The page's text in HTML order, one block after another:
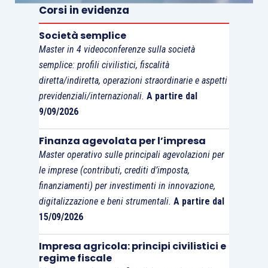
comunicazione offline e
online) e per la
valutazione tecnico-
economica del
disegno/modello
Consulenza legale per la
tutela da azioni di
contraffazione (azioni
legali relative a casi
concreti)
2.500 €
Gli incentivi sono concessi ai sensi del
Regolamento (UE) n. 1407 del 18 dicembre 2013
relativo all’applicazione degli articoli 107 e 108
Corsi in evidenza
Società semplice
Master in 4 videoconferenze sulla società
semplice: profili civilistici, fiscalità
diretta/indiretta, operazioni straordinarie e aspetti
previdenziali/internazionali. A partire dal
9/09/2026
Finanza agevolata per l’impresa
Master operativo sulle principali agevolazioni per
le imprese (contributi, crediti d’imposta,
finanziamenti) per investimenti in innovazione,
digitalizzazione e beni strumentali. A partire dal
15/09/2026
Impresa agricola: principi civilistici e
regime fiscale